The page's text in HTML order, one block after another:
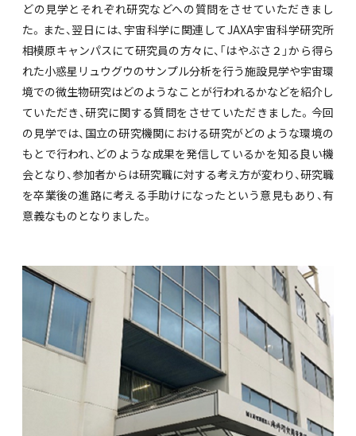
どの見学とそれぞれ研究などへの質問をさせていただきまし
た。また、翌日には、宇宙科学に関連してJAXA宇宙科学研究所
相模原キャンパスにて研究員の方々に、「はやぶさ２」から得ら
れた小惑星リュウグウのサンプル分析を行う施設見学や宇宙環
境での微生物研究はどのようなことが行われるかなどを紹介し
ていただき、研究に関する質問をさせていただきました。今回
の見学では、国立の研究機関における研究がどのような環境の
もとで行われ、どのような成果を発信しているかを知る良い機
会となり、参加者からは研究職に対する考え方が変わり、研究職
を卒業後の進路に考える手助けになったという意見もあり、有
意義なものとなりました。